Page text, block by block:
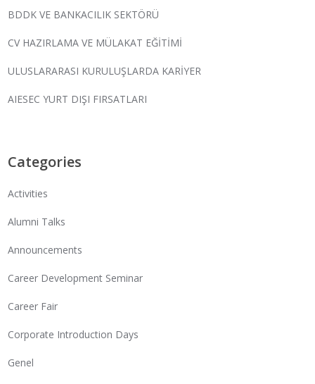
BDDK VE BANKACILIK SEKTÖRÜ
CV HAZIRLAMA VE MÜLAKAT EĞİTİMİ
ULUSLARARASI KURULUŞLARDA KARİYER
AIESEC YURT DIŞI FIRSATLARI
Categories
Activities
Alumni Talks
Announcements
Career Development Seminar
Career Fair
Corporate Introduction Days
Genel